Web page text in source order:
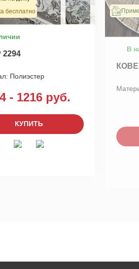
бесплатно
Полиэстер
- 1216 руб.
КУПИТЬ
В